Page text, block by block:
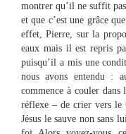
montrer qu’il ne suffit
et que c’est une grâce
effet, Pierre, sur la
eaux mais il est repris
puisqu’il a mis une
nous avons entendu :
commence à couler
réflexe – de crier vers
Jésus le sauve non sans